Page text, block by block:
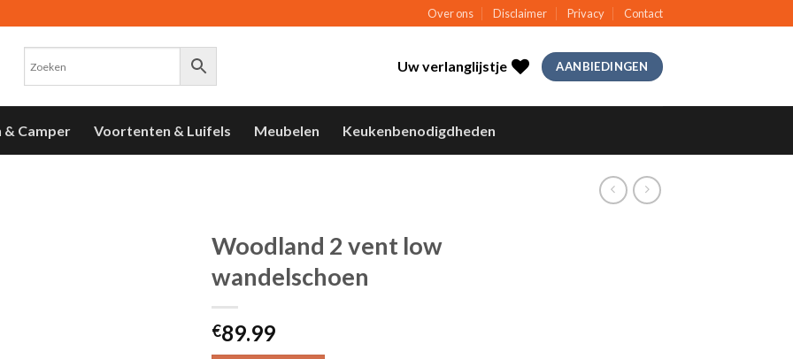
Over ons Disclaimer Privacy Contact
Uw verlanglijstje AANBIEDINGEN
& Camper Voortenten & Luifels Meubelen Keukenbenodigdheden
Woodland 2 vent low
wandelschoen
€89.99